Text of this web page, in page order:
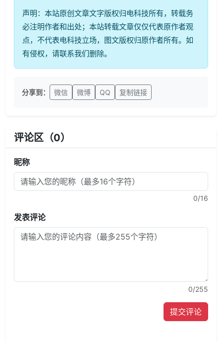
声明：本站原创文章文字版权归电科技所有，转载务
必注明作者和出处；本站转载文章仅仅代表原作者观
点，不代表电科技立场，图文版权归原作者所有。如
有侵权，请联系我们删除。
分享到： 微信 微博 QQ 复制链接
评论区（0）
昵称
0/16
发表评论
0/255
提交评论